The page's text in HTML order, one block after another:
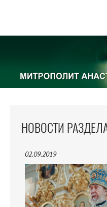
НОВОСТИ
02.09.2019